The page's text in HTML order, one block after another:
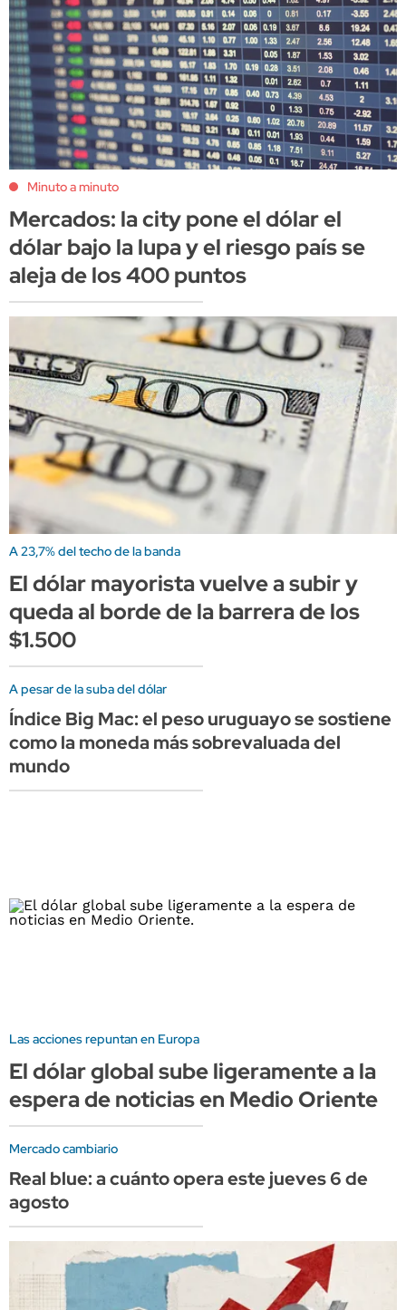
Minuto a minuto
Mercados: la city pone el dólar el
dólar bajo la lupa y el riesgo país se
aleja de los 400 puntos
A 23,7% del techo de la banda
El dólar mayorista vuelve a subir y
queda al borde de la barrera de los
$1.500
A pesar de la suba del dólar
Índice Big Mac: el peso uruguayo se sostiene
como la moneda más sobrevaluada del
mundo
Las acciones repuntan en Europa
El dólar global sube ligeramente a la
espera de noticias en Medio Oriente
Mercado cambiario
Real blue: a cuánto opera este jueves 6 de
agosto